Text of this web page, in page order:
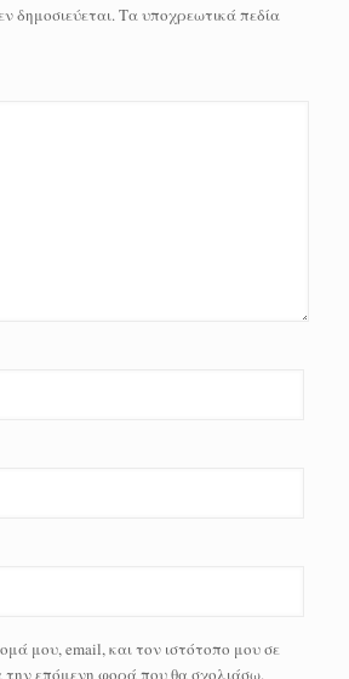
δημοσιεύεται.Τα υποχρεωτικά πεδία
μου, email, και τον ιστότοπο μου σε
την επόμενη φορά που θα σχολιάσω.